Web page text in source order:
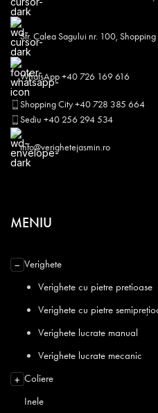
Str. Calea Sagului nr. 100,
WhatsApp +40 726 169 616
Shopping City +40 728 385 664
Sediu +40 256 294 534
info@verighetejasmin.ro
MENIU
− Verighete
Verighete cu pietre pretioase
Verighete cu pietre
Verighete lucrate manual
Verighete lucrate mecanic
+ Coliere
Inele